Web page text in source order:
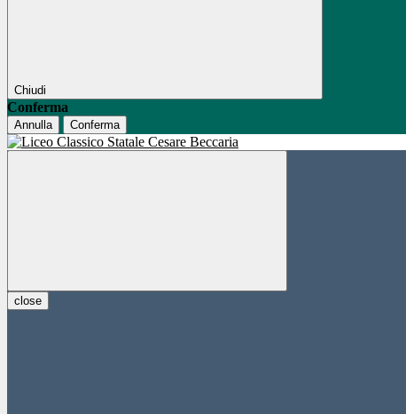
Chiudi
Conferma
Annulla Conferma
close